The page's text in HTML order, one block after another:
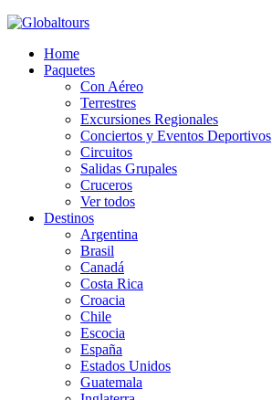
Globaltours
Organización de Servicios Turísticos
Home
Paquetes
Con Aéreo
Terrestres
Excursiones Regionales
Conciertos y Eventos Deportivos
Circuitos
Salidas Grupales
Cruceros
Ver todos
Destinos
Argentina
Brasil
Canadá
Costa Rica
Croacia
Chile
Escocia
España
Estados Unidos
Guatemala